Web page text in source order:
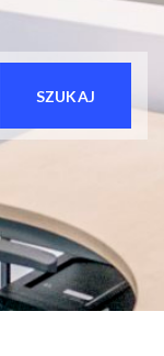
SZUKAJ